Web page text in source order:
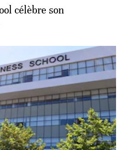
célèbre son